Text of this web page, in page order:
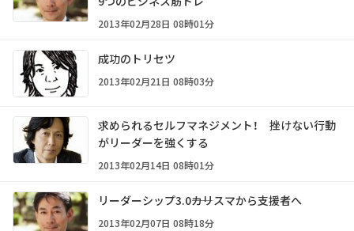
2013年02月28日 08時01分
成功のトリセツ
2013年02月21日 08時03分
求められるセルフマネジメント！ 挫けない行動
がリーダーを強くする
2013年02月14日 08時01分
リーダーシップ3.0――カリスマから支援者へ
2013年02月07日 08時18分